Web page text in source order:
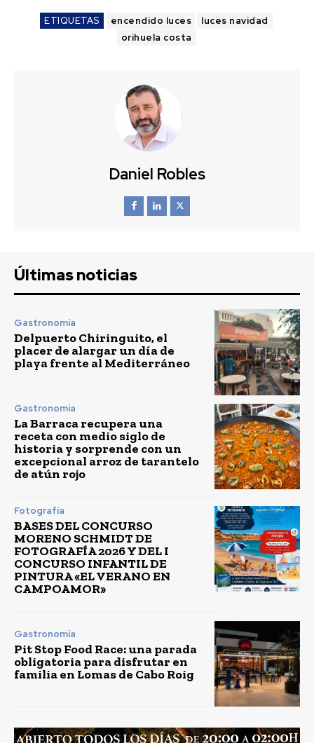
ETIQUETAS encendido luces
luces navidad
orihuela costa
Daniel Robles
Últimas noticias
Gastronomía
Delpuerto Chiringuito, el
placer de alargar un día de
playa frente al Mediterráneo
Gastronomía
La Barraca recupera una
receta con medio siglo de
historia y sorprende con un
excepcional arroz de tarantelo
de atún rojo
Fotografía
BASES DEL CONCURSO
MORENO SCHMIDT DE
FOTOGRAFÍA 2026 Y DEL I
CONCURSO INFANTIL DE
PINTURA «EL VERANO EN
CAMPOAMOR»
Gastronomía
Pit Stop Food Race: una parada
obligatoria para disfrutar en
familia en Lomas de Cabo Roig